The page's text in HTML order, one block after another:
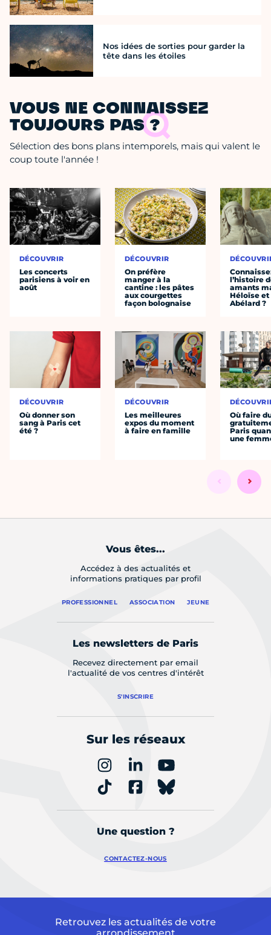
Nos idées de sorties pour garder la
tête dans les étoiles
VOUS NE CONNAISSEZ
TOUJOURS PAS ?
Sélection des bons plans intemporels, mais qui valent le
coup toute l'année !
DÉCOUVRIR
Les concerts
parisiens à voir en
août
DÉCOUVRIR
Où donner son
sang à Paris cet
été ?
DÉCOUVRIR
On préfère
manger à la
cantine : les pâtes
aux courgettes
façon bolognaise
DÉCOUVRIR
Les meilleures
expos du moment
à faire en famille
l’histoire
amants
Héloïse et
Abélard ?
Où faire
Paris
une
Vous êtes...
Accédez à des actualités et
informations pratiques par profil
PROFESSIONNEL ASSOCIATION JEUNE
Les newsletters de Paris
Recevez directement par email
l'actualité de vos centres d'intérêt
S'INSCRIRE
Sur les réseaux
Une question ?
CONTACTEZ-NOUS
Retrouvez les actualités de votre